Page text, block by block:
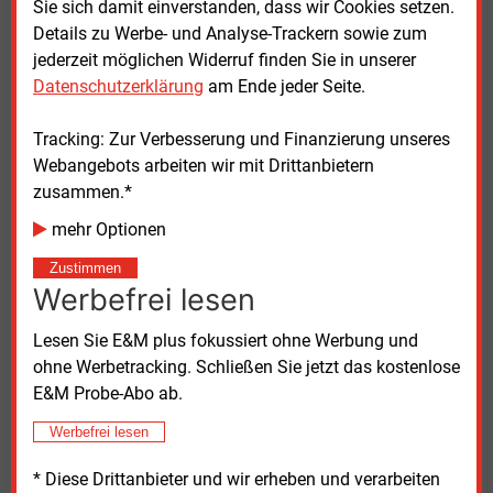
Sie sich damit einverstanden, dass wir Cookies setzen.
Details zu Werbe- und Analyse-Trackern sowie zum
jederzeit möglichen Widerruf finden Sie in unserer
Datenschutzerklärung am Ende jeder Seite.
Tracking: Zur Verbesserung und Finanzierung unseres
Webangebots arbeiten wir mit Drittanbietern
zusammen.*
mehr Optionen
Zustimmen
Werbefrei lesen
Lesen Sie E&M plus fokussiert ohne Werbung und
ohne Werbetracking. Schließen Sie jetzt das kostenlose
E&M Probe-Abo ab.
Werbefrei lesen
* Diese Drittanbieter und wir erheben und verarbeiten
In einer begleitenden Entschließung kritisierten die
Länder zudem, dass zahlreiche
Landesinfrastrukturprojekte bislang nicht von den
geplanten Vereinfachungen profitieren. Sie forderten,
Bahnhöfe zu erleichtern.
1.000 Euro Entlastung abgelehnt
Keine Mehrheit fand im Bundesrat eine vom
Bundestag beschlossene Änderung des
Steuerberatungsgesetzes, die eine steuer- und
abgabenfreie Entlastungsprämie von bis zu 1.000
Euro für Beschäftigte vorsah. Diese sollte unter
anderem gestiegene Energiekosten abfedern. Damit
ist das Vorhaben vorerst gestoppt. Bundesregierung
und Bundestag können nun den
Vermittlungsausschuss anrufen, um einen